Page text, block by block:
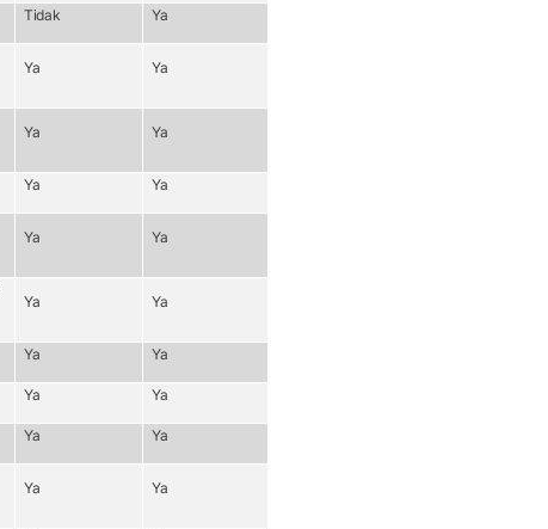
Tidak Ya
Ya Ya
Ya Ya
Ya Ya
Ya Ya
Ya Ya
Ya Ya
Ya Ya
Ya Ya
Ya Ya